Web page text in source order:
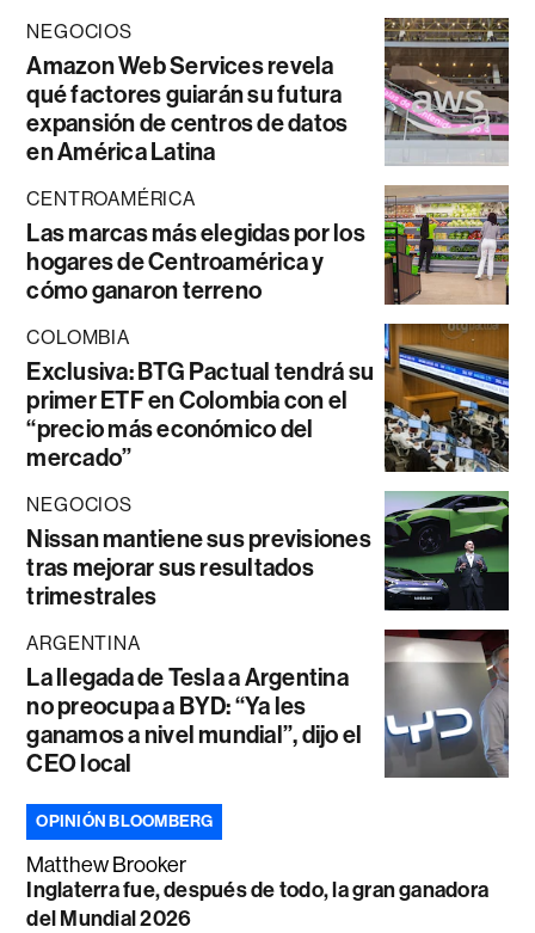
NEGOCIOS
Amazon Web Services revela
qué factores guiarán su futura
expansión de centros de datos
en América Latina
CENTROAMÉRICA
Las marcas más elegidas por los
hogares de Centroamérica y
cómo ganaron terreno
COLOMBIA
Exclusiva: BTG Pactual tendrá su
primer ETF en Colombia con el
“precio más económico del
mercado”
NEGOCIOS
Nissan mantiene sus previsiones
tras mejorar sus resultados
trimestrales
ARGENTINA
La llegada de Tesla a Argentina
no preocupa a BYD: “Ya les
ganamos a nivel mundial”, dijo el
CEO local
OPINIÓN BLOOMBERG
Matthew Brooker
Inglaterra fue, después de todo, la gran ganadora
del Mundial 2026